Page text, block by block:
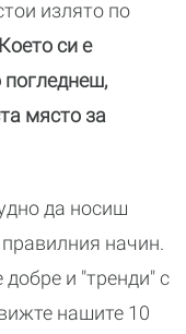
излято по
Което си е
погледнеш,
място за
да носиш
начин.
и "тренди" с
нашите 10